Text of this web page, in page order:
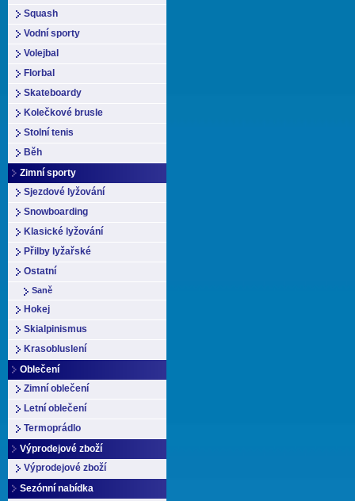
Squash
Vodní sporty
Volejbal
Florbal
Skateboardy
Kolečkové brusle
Stolní tenis
Běh
Zimní sporty
Sjezdové lyžování
Snowboarding
Klasické lyžování
Přilby lyžařské
Ostatní
Saně
Hokej
Skialpinismus
Krasobluslení
Oblečení
Zimní oblečení
Letní oblečení
Termoprádlo
Výprodejové zboží
Výprodejové zboží
Sezónní nabídka